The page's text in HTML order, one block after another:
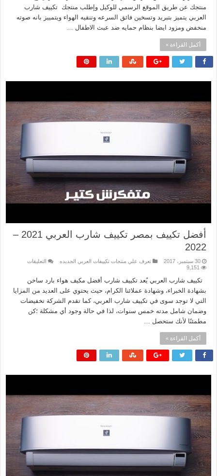
منتجك عن طريق الموقع الرسمي للوكيل وإطلب منتجك تكييف شارب
العربي يتميز بتبريد وتسخين فائق السرعه وتنقيه الهواء ويتمييز بانه صوته
منخفض ومزود ايضا بنظام حمايه ضد عبث الاطفال …
أكمل القراءة »
أفضل تكييف بمصر تكييف شارب العربي 2021 –
2022
30 سبتمبر، 2017 تعرف علي منتجات تكييفات العربي الجديده التعليقاتعلى
شارب
العربي
2021
9,151
تكييف شارب العربي يُعد تكييف شارب أفضل مكيف هواء بارد ساخن
بشهادة الخبراء، وشهادة عملائنا الكرام، حيث يحتوي على العديد من المزايا
التي لا توجد سوى في تكييف شارب العربي، كما تقدم الشركة تخفيضات
وضمان شامل مدته خمس سنوات، لذا في حالة وجود أي مشكلة ؛كن
مطمئنًا لأنك ستحصل …
أكمل القراءة »